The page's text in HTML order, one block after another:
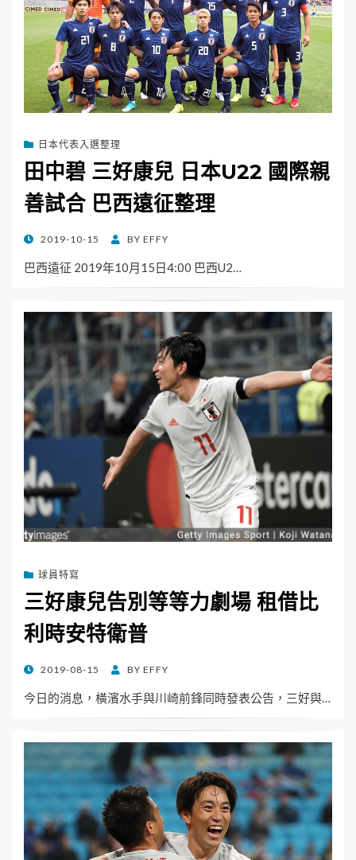
日本代表入選整理
田中碧 三好康兒 日本U22 國際親
善試合 巴西遠征整理
POSTED
2019-10-15 BY EFFY
巴西遠征 2019年10月15日4:00 巴西U2…
球員特寫
三好康兒告別等等力劇場 租借比
利時安特衛普
POSTED
2019-08-15 BY EFFY
今日的消息，橫濱水手與川崎前鋒同時發表公告，三好與…